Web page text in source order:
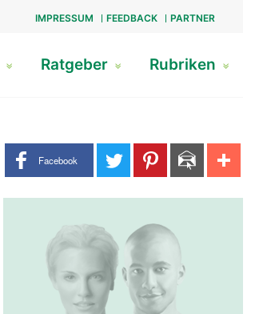
IMPRESSUM FEEDBACK PARTNER
Ratgeber Rubriken
Share buttons
Facebook